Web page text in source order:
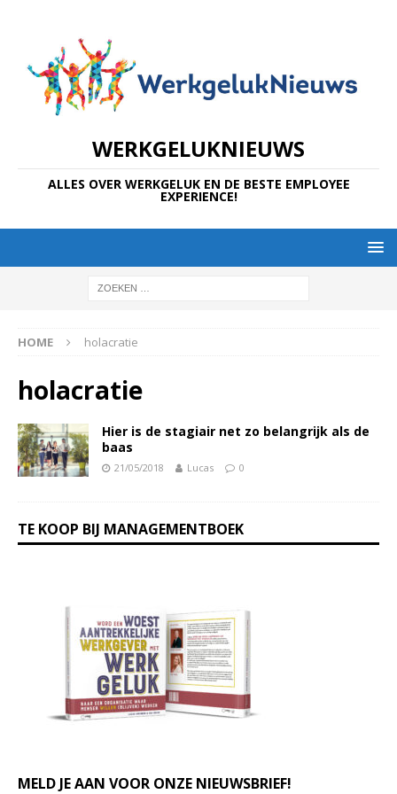
WERKGELUKNIEUWS
ALLES OVER WERKGELUK EN DE BESTE EMPLOYEE
EXPERIENCE!
HOME holacratie
holacratie
Hier is de stagiair net zo belangrijk als de
baas
21/05/2018 Lucas 0
TE KOOP BIJ MANAGEMENTBOEK
MELD JE AAN VOOR ONZE NIEUWSBRIEF!